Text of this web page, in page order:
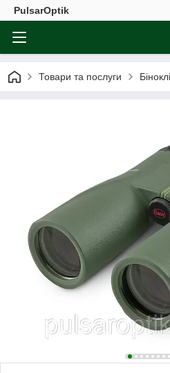
PulsarOptik
Товари та послуги Біноклі